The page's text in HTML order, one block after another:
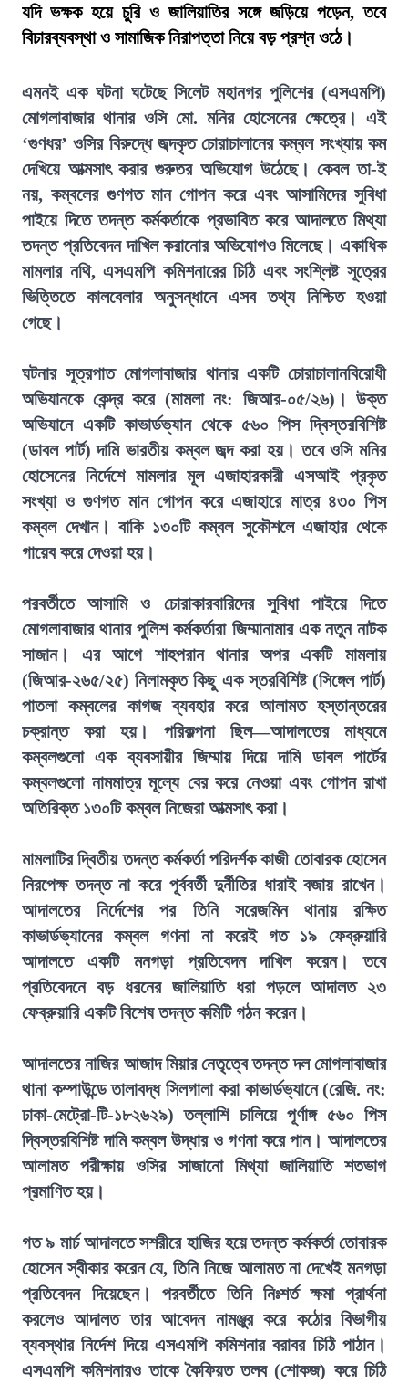
যদি ভক্ষক হয়ে চুরি ও জালিয়াতির সঙ্গে জড়িয়ে পড়েন, তবে
বিচারব্যবস্থা ও সামাজিক নিরাপত্তা নিয়ে বড় প্রশ্ন ওঠে।
এমনই এক ঘটনা ঘটেছে সিলেট মহানগর পুলিশের (এসএমপি)
মোগলাবাজার থানার ওসি মো. মনির হোসেনের ক্ষেত্রে। এই
‘গুণধর’ ওসির বিরুদ্ধে জব্দকৃত চোরাচালানের কম্বল সংখ্যায় কম
দেখিয়ে আত্মসাৎ করার গুরুতর অভিযোগ উঠেছে। কেবল তা-ই
নয়, কম্বলের গুণগত মান গোপন করে এবং আসামিদের সুবিধা
পাইয়ে দিতে তদন্ত কর্মকর্তাকে প্রভাবিত করে আদালতে মিথ্যা
তদন্ত প্রতিবেদন দাখিল করানোর অভিযোগও মিলেছে। একাধিক
মামলার নথি, এসএমপি কমিশনারের চিঠি এবং সংশ্লিষ্ট সূত্রের
ভিত্তিতে কালবেলার অনুসন্ধানে এসব তথ্য নিশ্চিত হওয়া
গেছে।
ঘটনার সূত্রপাত মোগলাবাজার থানার একটি চোরাচালানবিরোধী
অভিযানকে কেন্দ্র করে (মামলা নং: জিআর-০৫/২৬)। উক্ত
অভিযানে একটি কাভার্ডভ্যান থেকে ৫৬০ পিস দ্বিস্তরবিশিষ্ট
(ডাবল পার্ট) দামি ভারতীয় কম্বল জব্দ করা হয়। তবে ওসি মনির
হোসেনের নির্দেশে মামলার মূল এজাহারকারী এসআই প্রকৃত
সংখ্যা ও গুণগত মান গোপন করে এজাহারে মাত্র ৪৩০ পিস
কম্বল দেখান। বাকি ১৩০টি কম্বল সুকৌশলে এজাহার থেকে
গায়েব করে দেওয়া হয়।
পরবর্তীতে আসামি ও চোরাকারবারিদের সুবিধা পাইয়ে দিতে
মোগলাবাজার থানার পুলিশ কর্মকর্তারা জিম্মানামার এক নতুন নাটক
সাজান। এর আগে শাহপরান থানার অপর একটি মামলায়
(জিআর-২৬৫/২৫) নিলামকৃত কিছু এক স্তরবিশিষ্ট (সিঙ্গেল পার্ট)
পাতলা কম্বলের কাগজ ব্যবহার করে আলামত হস্তান্তরের
চক্রান্ত করা হয়। পরিকল্পনা ছিল—আদালতের মাধ্যমে
কম্বলগুলো এক ব্যবসায়ীর জিম্মায় দিয়ে দামি ডাবল পার্টের
কম্বলগুলো নামমাত্র মূল্যে বের করে নেওয়া এবং গোপন রাখা
অতিরিক্ত ১৩০টি কম্বল নিজেরা আত্মসাৎ করা।
মামলাটির দ্বিতীয় তদন্ত কর্মকর্তা পরিদর্শক কাজী তোবারক হোসেন
নিরপেক্ষ তদন্ত না করে পূর্ববর্তী দুর্নীতির ধারাই বজায় রাখেন।
আদালতের নির্দেশের পর তিনি সরেজমিন থানায় রক্ষিত
কাভার্ডভ্যানের কম্বল গণনা না করেই গত ১৯ ফেব্রুয়ারি
আদালতে একটি মনগড়া প্রতিবেদন দাখিল করেন। তবে
প্রতিবেদনে বড় ধরনের জালিয়াতি ধরা পড়লে আদালত ২৩
ফেব্রুয়ারি একটি বিশেষ তদন্ত কমিটি গঠন করেন।
আদালতের নাজির আজাদ মিয়ার নেতৃত্বে তদন্ত দল মোগলাবাজার
থানা কম্পাউন্ডে তালাবদ্ধ সিলগালা করা কাভার্ডভ্যানে (রেজি. নং:
ঢাকা-মেট্রো-টি-১৮২৬২৯) তল্লাশি চালিয়ে পূর্ণাঙ্গ ৫৬০ পিস
দ্বিস্তরবিশিষ্ট দামি কম্বল উদ্ধার ও গণনা করে পান। আদালতের
আলামত পরীক্ষায় ওসির সাজানো মিথ্যা জালিয়াতি শতভাগ
প্রমাণিত হয়।
গত ৯ মার্চ আদালতে সশরীরে হাজির হয়ে তদন্ত কর্মকর্তা তোবারক
হোসেন স্বীকার করেন যে, তিনি নিজে আলামত না দেখেই মনগড়া
প্রতিবেদন দিয়েছেন। পরবর্তীতে তিনি নিঃশর্ত ক্ষমা প্রার্থনা
করলেও আদালত তার আবেদন নামঞ্জুর করে কঠোর বিভাগীয়
ব্যবস্থার নির্দেশ দিয়ে এসএমপি কমিশনার বরাবর চিঠি পাঠান।
এসএমপি কমিশনারও তাকে কৈফিয়ত তলব (শোকজ) করে চিঠি